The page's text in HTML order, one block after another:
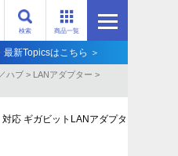
商品一覧
検索
新Topicsはこちら ＞
ハブ > LANアダプター >
応 ギガビットLANアダプタ